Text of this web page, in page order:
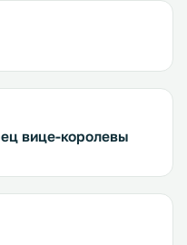
вице-королевы